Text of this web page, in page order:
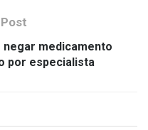
negar medicamento
por especialista